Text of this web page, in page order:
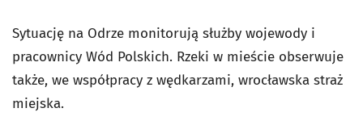
Sytuację na Odrze monitorują służby wojewody i
pracownicy Wód Polskich. Rzeki w mieście obserwuje
także, we współpracy z wędkarzami, wrocławska straż
miejska.